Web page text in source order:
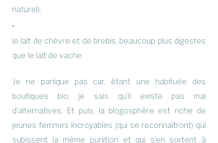
naturel);
le lait de chèvre et de brebis, beaucoup plus digestes
que le lait de vache.
Je ne panique pas car, étant une habituée des
boutiques bio, je sais qu’il existe pas mal
d’alternatives. Et puis, la blogosphère est riche de
jeunes femmes incroyables (qui se reconnaîtront) qui
subissent la même punition et qui s’en sortent à